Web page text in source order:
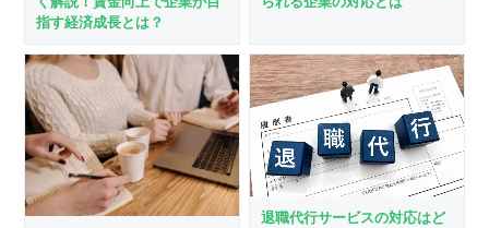
指す経済成長とは？
退職代行サービスの対応はど